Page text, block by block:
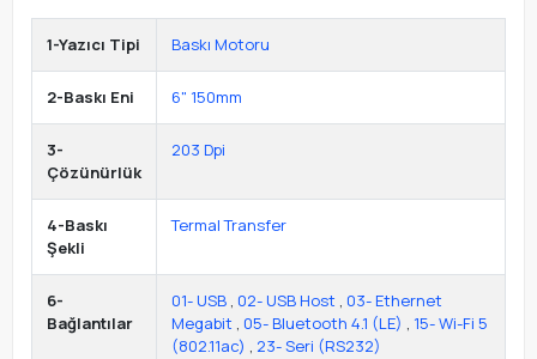
1-Yazıcı Tipi Baskı Motoru
2-Baskı Eni 6" 150mm
3-
Çözünürlük
203 Dpi
4-Baskı
Şekli
Termal Transfer
6-
Bağlantılar
01- USB , 02- USB Host , 03- Ethernet
Megabit , 05- Bluetooth 4.1 (LE) , 15- Wi-Fi 5
(802.11ac) , 23- Seri (RS232)